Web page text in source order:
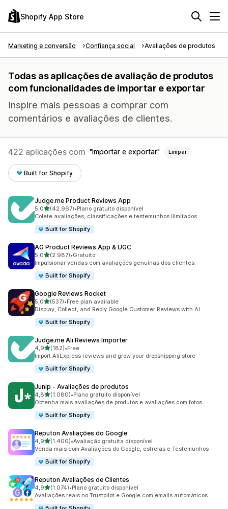
Shopify App Store
Marketing e conversão Confiança social Avaliações de produtos
Todas as aplicações de avaliação de produtos
com funcionalidades de importar e exportar
Inspire mais pessoas a comprar com
comentários e avaliações de clientes.
422 aplicações com Importar e exportar Limpar
Built for Shopify
Judge.me Product Reviews App
5,0de 5 estrelas
(42.967)
42967 total de avaliações
•Plano gratuito disponível
Colete avaliações, classificações e testemunhos ilimitados
Built for Shopify
AG Product Reviews App & UGC
5,0de 5 estrelas
(2.987)
2987 total de avaliações
•Gratuito
Impulsionar vendas com avaliações genuínas dos clientes.
Built for Shopify
Google Reviews Rocket
5,0de 5 estrelas
(537)
537 total de avaliações
•Free plan available
Display, Collect, and Reply Google Customer Reviews with AI.
Built for Shopify
Judge.me Ali Reviews Importer
4,9de 5 estrelas
(182)
182 total de avaliações
•Free
Import AliExpress reviews and grow your dropshipping store
Built for Shopify
Junip ‑ Avaliações de produtos
4,8de 5 estrelas
(1.080)
1080 total de avaliações
•Plano gratuito disponível
Obtenha mais avaliações de produtos e avaliações com fotos
Built for Shopify
Reputon Avaliações do Google
4,9de 5 estrelas
(1.400)
1400 total de avaliações
•Avaliação gratuita disponível
Venda mais com Avaliações do Google, estrelas e Testemunhos
Built for Shopify
Reputon Avaliações de Clientes
4,9de 5 estrelas
(1.074)
1074 total de avaliações
•Plano gratuito disponível
Avaliações reais no Trustpilot e Google com emails automáticos